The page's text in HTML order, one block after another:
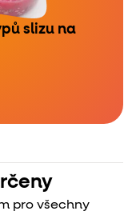
slizu na
pro všechny